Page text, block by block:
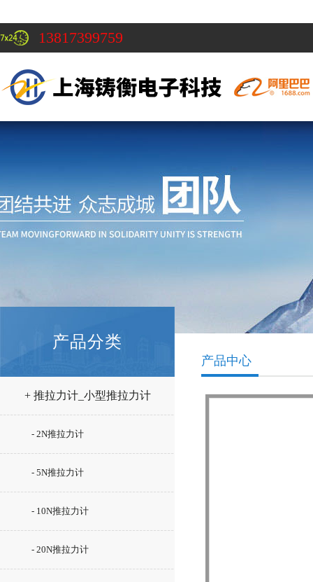
13817399759
产品分类
+ 推拉力计_小型推拉力计
- 2N推拉力计
- 5N推拉力计
- 10N推拉力计
- 20N推拉力计
产品中心